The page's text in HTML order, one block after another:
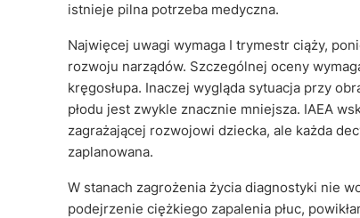
istnieje pilna potrzeba medyczna.
Najwięcej uwagi wymaga I trymestr ciąży,
rozwoju narządów. Szczególnej oceny
kręgosłupa. Inaczej wygląda sytuacja przy
płodu jest zwykle znacznie mniejsza. IAEA
zagrażającej rozwojowi dziecka, ale każda
zaplanowana.
W stanach zagrożenia życia diagnostyki nie
podejrzenie ciężkiego zapalenia płuc,